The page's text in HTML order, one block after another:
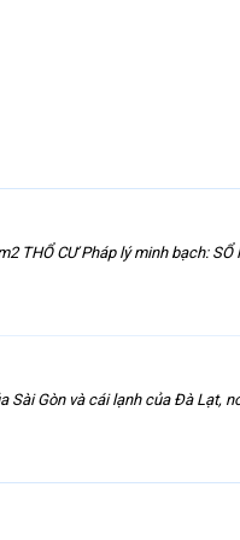
CƯ Pháp lý minh bạch: SỔ
Sài Gòn và cái lạnh của Đà Lạt,